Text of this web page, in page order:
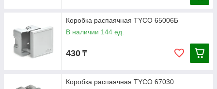
Коробка распаячная TYCO 65006Б
В наличии 144 ед.
430 ₸
Коробка распаячная ТYCO 67030